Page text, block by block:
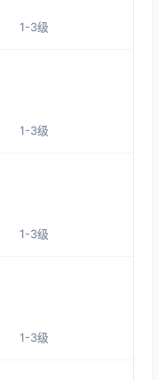
1-3
1-3
1-3级
1-3级
1-3级
1-3级